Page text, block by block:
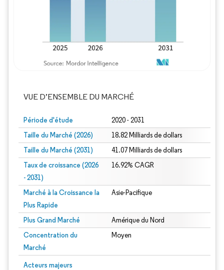
VUE D’ENSEMBLE DU MARCHÉ
Période d'étude 2020 - 2031
Taille du Marché (2026) 18.82 Milliards de dollars
Taille du Marché (2031) 41.07 Milliards de dollars
Taux de croissance (2026
- 2031)
16.92% CAGR
Marché à la Croissance la
Plus Rapide
Asie-Pacifique
Plus Grand Marché Amérique du Nord
Concentration du
Marché
Moyen
Acteurs majeurs
Image © Mordor Intelligence. La réutilisation nécessite une attribution sous CC